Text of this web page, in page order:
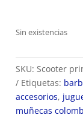
Sin existencias
SKU: Scooter
Etiquetas:
accesorios,
muñecas